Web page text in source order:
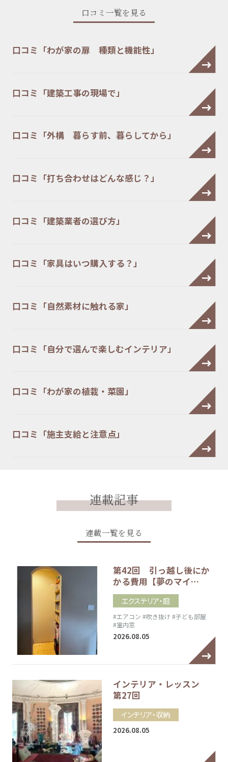
口コミ一覧を見る
口コミ「わが家の扉 種類と機能性」
口コミ「建築工事の現場で」
口コミ「外構 暮らす前、暮らしてから」
口コミ「打ち合わせはどんな感じ？」
口コミ「建築業者の選び方」
口コミ「家具はいつ購入する？」
口コミ「自然素材に触れる家」
口コミ「自分で選んで楽しむインテリア」
口コミ「わが家の植栽・菜園」
口コミ「施主支給と注意点」
連載記事
連載一覧を見る
第42回 引っ越し後にか
かる費用【夢のマイ…
エクステリア・庭
#エアコン #吹き抜け #子ども部屋
#室内窓
2026.08.05
インテリア・レッスン
第27回
インテリア・収納
2026.08.05